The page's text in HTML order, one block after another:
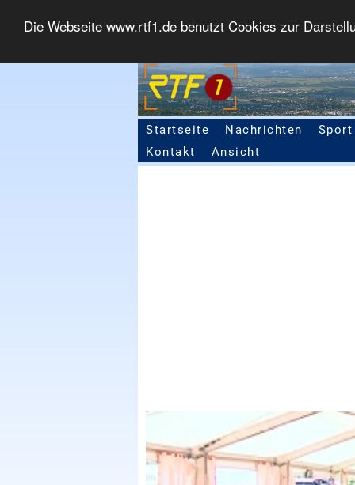
Die Webseite www.rtf1.de benutzt Cookies zur
Seitennavigation
Startseite Nachrichten
Sport
Kontakt
Ansicht